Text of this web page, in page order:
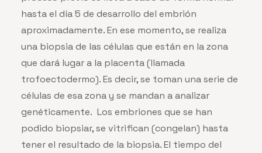
hasta el día 5 de desarrollo del embrión
aproximadamente. En ese momento, se realiza
una biopsia de las células que están en la zona
que dará lugar a la placenta (llamada
trofoectodermo). Es decir, se toman una serie de
células de esa zona y se mandan a analizar
genéticamente. Los embriones que se han
podido biopsiar, se vitrifican (congelan) hasta
tener el resultado de la biopsia. El tiempo del